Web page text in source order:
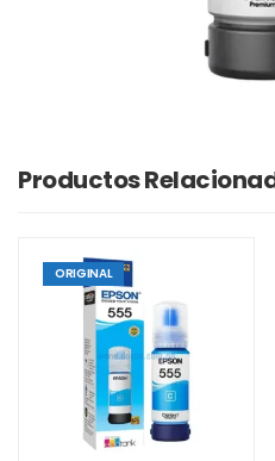
Productos
ORIGINAL